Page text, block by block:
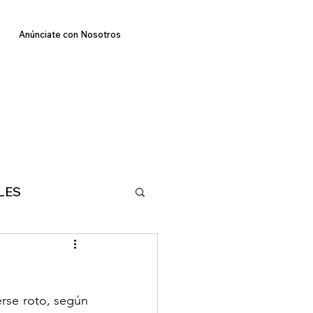
Anúnciate con Nosotros
TECNOLOGIA
DEPORTES
roto, según